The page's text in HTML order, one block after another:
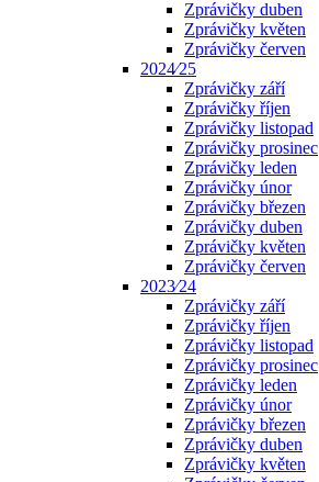
Zprávičky duben
Zprávičky květen
Zprávičky červen
2024⁄25
Zprávičky září
Zprávičky říjen
Zprávičky listopad
Zprávičky prosinec
Zprávičky leden
Zprávičky únor
Zprávičky březen
Zprávičky duben
Zprávičky květen
Zprávičky červen
2023⁄24
Zprávičky září
Zprávičky říjen
Zprávičky listopad
Zprávičky prosinec
Zprávičky leden
Zprávičky únor
Zprávičky březen
Zprávičky duben
Zprávičky květen